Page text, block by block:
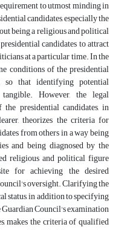
to utmost minding in
candidates, especially the
being a religious and political
candidates to attract
at a particular time. In the
conditions of the presidential
so that identifying potential
However, the legal
presidential candidates, in
theorizes the criteria for
from others in a way being
and being diagnosed by the
religious and political figure
for achieving the desired
oversight. Clarifying the
status, in addition to specifying
Guardian Council's examination
makes the criteria of qualified